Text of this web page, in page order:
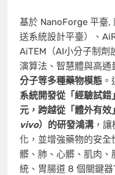
基於 NanoForge 平臺,
送系統設計平臺）、
AiTEM（AI小分子制劑
演算法、智慧體與高通
分子等多種藥物模態
系統開發從「經驗試
元，跨越從「體外有效
vivo）的研發鴻溝 ，
化，並增強藥物的安
髒、肺、心髒、肌肉、
統、胃腸道 8 個關鍵